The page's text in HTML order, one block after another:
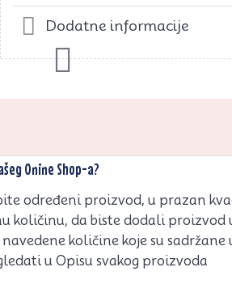
Dodatne informacije
Onine Shop-a?
određeni proizvod, u prazan
količinu, da biste dodali
navedene količine koje su
u Opisu svakog proizvoda